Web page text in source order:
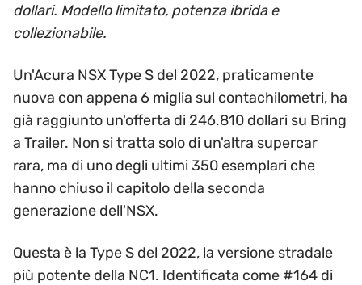
dollari. Modello limitato, potenza ibrida e
collezionabile.
Un'Acura NSX Type S del 2022, praticamente
nuova con appena 6 miglia sul contachilometri, ha
già raggiunto un'offerta di 246.810 dollari su Bring
a Trailer. Non si tratta solo di un'altra supercar
rara, ma di uno degli ultimi 350 esemplari che
hanno chiuso il capitolo della seconda
generazione dell'NSX.
Questa è la Type S del 2022, la versione stradale
più potente della NC1. Identificata come #164 di